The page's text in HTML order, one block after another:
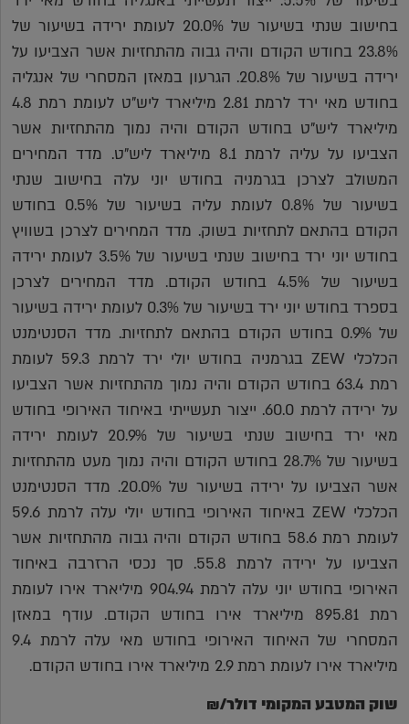
בחישוב שנתי בשיעור של 20.0% לעומת ירידה בשיעור של
23.8% בחודש הקודם והיה גבוה מהתחזיות אשר הצביעו על
ירידה בשיעור של 20.8%. הגרעון במאזן המסחרי של אנגליה
בחודש מאי ירד לרמת 2.81 מיליארד ליש"ט לעומת רמת 4.8
מיליארד ליש"ט בחודש הקודם והיה נמוך מהתחזיות אשר
הצביעו על עליה לרמת 8.1 מיליארד ליש"ט. מדד המחירים
המשולב לצרכן בגרמניה בחודש יוני עלה בחישוב שנתי
בשיעור של 0.8% לעומת עליה בשיעור של 0.5% בחודש
הקודם בהתאם לתחזיות בשוק. מדד המחירים לצרכן בשוויץ
בחודש יוני ירד בחישוב שנתי בשיעור של 3.5% לעומת ירידה
בשיעור של 4.5% בחודש הקודם. מדד המחירים לצרכן
בספרד בחודש יוני ירד בשיעור של 0.3% לעומת ירידה בשיעור
של 0.9% בחודש הקודם בהתאם לתחזיות. מדד הסנטימנט
הכלכלי ZEW בגרמניה בחודש יולי ירד לרמת 59.3 לעומת
רמת 63.4 בחודש הקודם והיה נמוך מהתחזיות אשר הצביעו
על ירידה לרמת 60.0. ייצור תעשייתי באיחוד האירופי בחודש
מאי ירד בחישוב שנתי בשיעור של 20.9% לעומת ירידה
בשיעור של 28.7% בחודש הקודם והיה נמוך מעט מהתחזיות
אשר הצביעו על ירידה בשיעור של 20.0%. מדד הסנטימנט
הכלכלי ZEW באיחוד האירופי בחודש יולי עלה לרמת 59.6
לעומת רמת 58.6 בחודש הקודם והיה גבוה מהתחזיות אשר
הצביעו על ירידה לרמת 55.8. סך נכסי הרזרבה באיחוד
האירופי בחודש יוני עלה לרמת 904.94 מיליארד אירו לעומת
רמת 895.81 מיליארד אירו בחודש הקודם. עודף במאזן
המסחרי של האיחוד האירופי בחודש מאי עלה לרמת 9.4
מיליארד אירו לעומת רמת 2.9 מיליארד אירו בחודש הקודם.
שוק המטבע המקומי דולר/₪